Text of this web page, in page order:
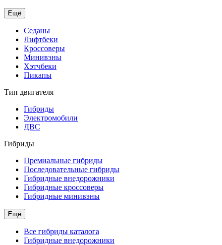
Ещё
Седаны
Лифтбеки
Кроссоверы
Минивэны
Хэтчбеки
Пикапы
Тип двигателя
Гибриды
Электромобили
ДВС
Гибриды
Премиальные гибриды
Последовательные гибриды
Гибридные внедорожники
Гибридные кроссоверы
Гибридные минивэны
Ещё
Все гибриды каталога
Гибридные внедорожники